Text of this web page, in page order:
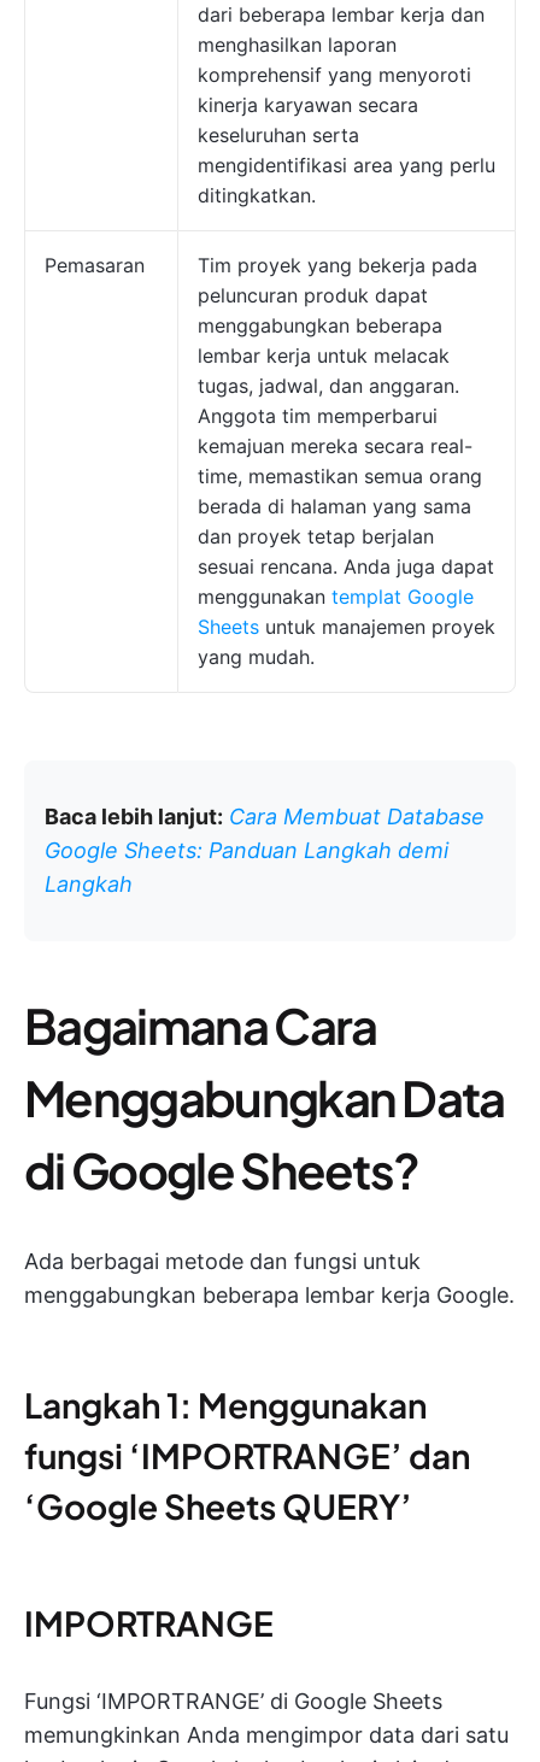
dari beberapa lembar kerja dan
menghasilkan laporan
komprehensif yang menyoroti
kinerja karyawan secara
keseluruhan serta
mengidentifikasi area yang perlu
ditingkatkan.
Pemasaran
Tim proyek yang bekerja pada
peluncuran produk dapat
menggabungkan beberapa
lembar kerja untuk melacak
tugas, jadwal, dan anggaran.
Anggota tim memperbarui
kemajuan mereka secara real-
time, memastikan semua orang
berada di halaman yang sama
dan proyek tetap berjalan
sesuai rencana. Anda juga dapat
menggunakan templat Google
Sheets untuk manajemen proyek
yang mudah.
Baca lebih lanjut: Cara Membuat Database
Google Sheets: Panduan Langkah demi
Langkah
Bagaimana Cara
Menggabungkan Data
di Google Sheets?
Ada berbagai metode dan fungsi untuk
menggabungkan beberapa lembar kerja Google.
Langkah 1: Menggunakan
fungsi ‘IMPORTRANGE’ dan
‘Google Sheets QUERY’
IMPORTRANGE
Fungsi ‘IMPORTRANGE’ di Google Sheets
memungkinkan Anda mengimpor data dari satu